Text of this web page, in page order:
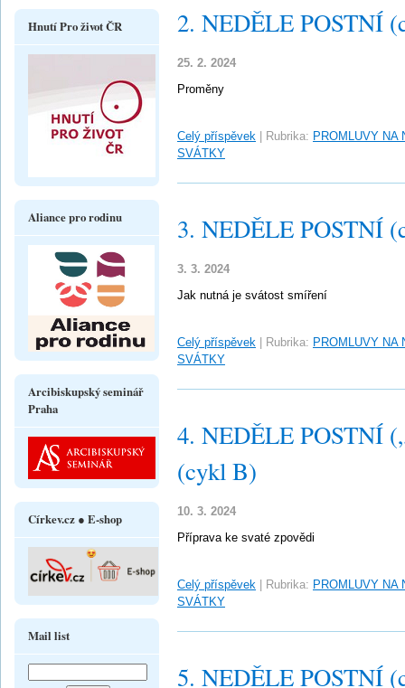
2. NEDĚLE POSTNÍ
25. 2. 2024
Proměny
Celý příspěvek Rubrika: PROMLUVY NA
SVÁTKY
3. NEDĚLE POSTNÍ
3. 3. 2024
Jak nutná je svátost smíření
Celý příspěvek Rubrika: PROMLUVY NA
SVÁTKY
4. NEDĚLE POSTNÍ
(cykl B)
10. 3. 2024
Příprava ke svaté zpovědi
Celý příspěvek Rubrika: PROMLUVY NA
SVÁTKY
5. NEDĚLE POSTNÍ
Hnutí Pro život ČR
Aliance pro rodinu
Arcibiskupský seminář
Praha
Církev.cz ● E-shop
Mail list